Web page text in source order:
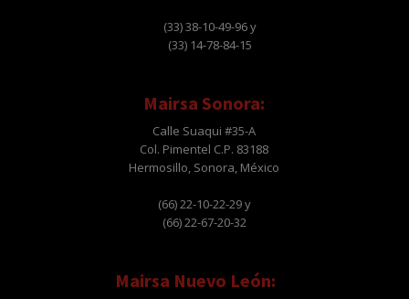
(33) 38-10-49-96 y
(33) 14-78-84-15
Mairsa Sonora:
Calle Suaqui #35-A
Col. Pimentel C.P. 83188
Hermosillo, Sonora, México
(66) 22-10-22-29 y
(66) 22-67-20-32
Mairsa Nuevo León: